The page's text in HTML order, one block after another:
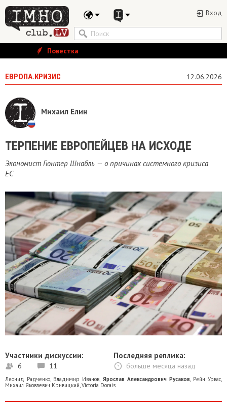
Вход
Повестка
ЕВРОПА.КРИЗИС 12.06.2026
Михаил Елин
​ТЕРПЕНИЕ ЕВРОПЕЙЦЕВ НА ИСХОДЕ
Экономист Гюнтер Шнабль — о причинах системного кризиса
ЕС
Участники дискуссии:
6 11
Последняя реплика:
больше месяца назад
Леонид Радченко, Владимир Иванов, Ярослав Александрович Русаков, Рейн Урвас,
Михаил Яковлевич Кривицкий,Victoria Dorais